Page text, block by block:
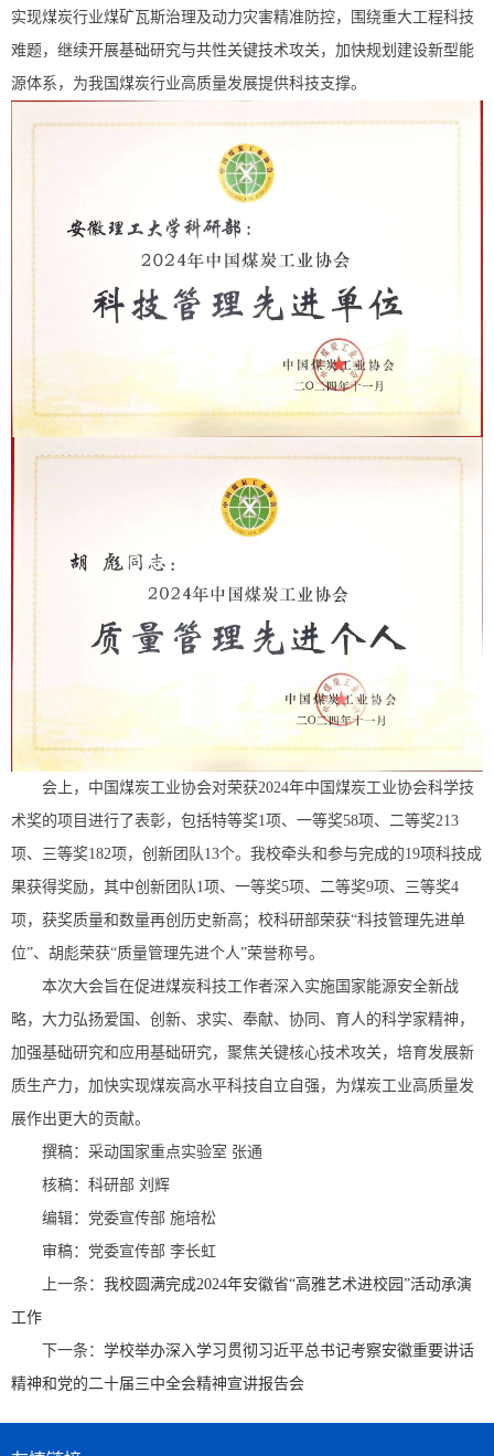
实现煤炭行业煤矿瓦斯治理及动力灾害精准防控，围绕重大工程科技
难题，继续开展基础研究与共性关键技术攻关，加快规划建设新型能
源体系，为我国煤炭行业高质量发展提供科技支撑。
会上，中国煤炭工业协会对荣获2024年中国煤炭工业协会科学技
术奖的项目进行了表彰，包括特等奖1项、一等奖58项、二等奖213
项、三等奖182项，创新团队13个。我校牵头和参与完成的19项科技成
果获得奖励，其中创新团队1项、一等奖5项、二等奖9项、三等奖4
项，获奖质量和数量再创历史新高；校科研部荣获“科技管理先进单
位”、胡彪荣获“质量管理先进个人”荣誉称号。
本次大会旨在促进煤炭科技工作者深入实施国家能源安全新战
略，大力弘扬爱国、创新、求实、奉献、协同、育人的科学家精神，
加强基础研究和应用基础研究，聚焦关键核心技术攻关，培育发展新
质生产力，加快实现煤炭高水平科技自立自强，为煤炭工业高质量发
展作出更大的贡献。
撰稿：采动国家重点实验室 张通
核稿：科研部 刘辉
编辑：党委宣传部 施培松
审稿：党委宣传部 李长虹
上一条： 我校圆满完成2024年安徽省“高雅艺术进校园”活动承演
工作
下一条： 学校举办深入学习贯彻习近平总书记考察安徽重要讲话
精神和党的二十届三中全会精神宣讲报告会